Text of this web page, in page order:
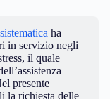
ha
in servizio negli
il quale
presente
la richiesta delle